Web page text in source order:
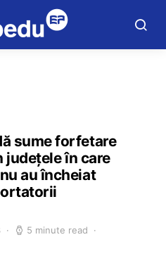
sume forfetare
în care
au încheiat
5 minute read